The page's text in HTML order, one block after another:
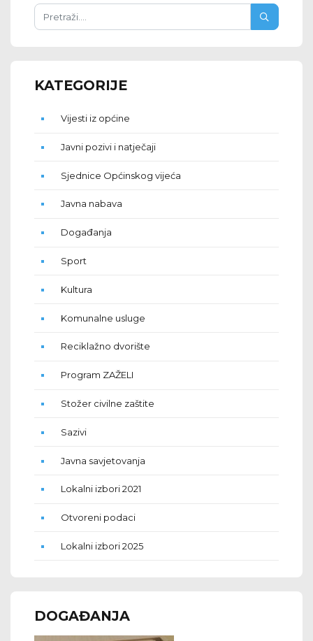
KATEGORIJE
Vijesti iz općine
Javni pozivi i natječaji
Sjednice Općinskog vijeća
Javna nabava
Događanja
Sport
Kultura
Komunalne usluge
Reciklažno dvorište
Program ZAŽELI
Stožer civilne zaštite
Sazivi
Javna savjetovanja
Lokalni izbori 2021
Otvoreni podaci
Lokalni izbori 2025
DOGAĐANJA